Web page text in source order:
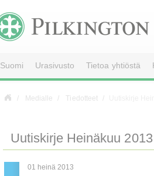
Suomi Urasivusto Tietoa yhtiöstä
Medialle Tiedotteet
Uutiskirje Heinäkuu 2013
01 heinä 2013